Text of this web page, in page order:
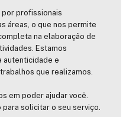
profissionais
áreas, o que nos permite
na elaboração de
Estamos
autenticidade e
que realizamos.
em poder ajudar você.
solicitar o seu serviço.